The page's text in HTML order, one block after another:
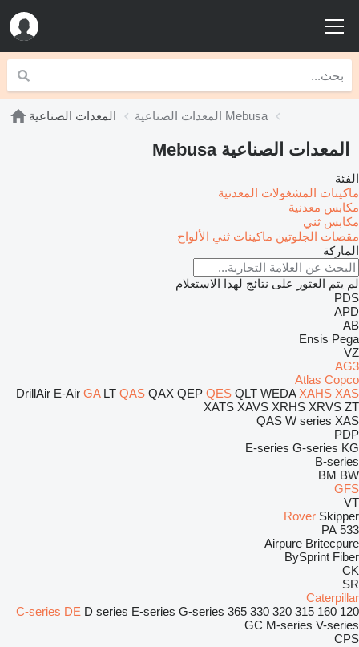
المعدات الصناعية المعدات الصناعية Mebusa
المعدات الصناعية Mebusa
الفئة
ماكينات المشغولات المعدنية
مكابس معدنية
مكابس ثني
مقصات الجلوتين ماكينات ثني الألواح
الماركة
لم يتم العثور على نتائج لهذا الاستعلام
PDS
APD
AB
Ensis Pega
VZ
AG3
Atlas Copco
DrillAir E-Air GA LT QAS QAX QEP QES QLT WEDA XAHS XAS
XATS XAVS XRHS XRVS ZT
QAS W series XAS
PDP
E-series G-series KG
B-series
BM BW
GFS
VT
Rover Skipper
533
PA
Airpure Britecpure
BySprint Fiber
CK
SR
Caterpillar
120
160
315
320
330
365
C-series DE D series E-series G-series
GC M-series V-series
CPS